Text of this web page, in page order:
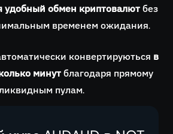
удобный обмен криптовалютбез
временем ожидания.
конвертируються в
минутблагодаря прямому
пулам.